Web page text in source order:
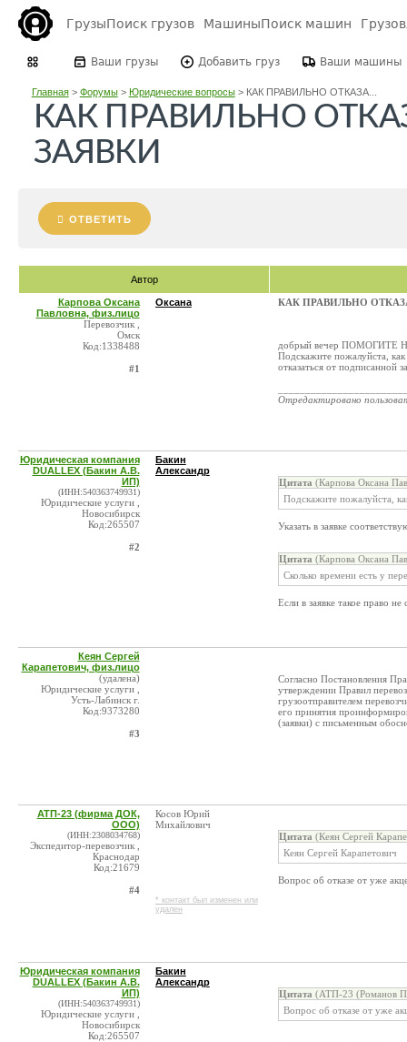
ГрузыПоиск грузов МашиныПоиск машин
Ваши грузы Добавить груз Ваши машины
Главная> Форумы> Юридические вопросы> КАК ПРАВИЛЬНО ОТКАЗА...
КАК ПРАВИЛЬНО
ЗАЯВКИ
ОТВЕТИТЬ
Автор
Карпова Оксана
Павловна, физ.лицо
Перевозчик ,
Омск
Код:1338488
#1
Оксана КАК ПРАВИЛЬНО
добрый вечер ПОМОГИТЕ
Подскажите пожалуйста, как
отказаться от подписанной
Отредактировано
Юридическая компания
DUALLEX (Бакин А.В.
ИП)
(ИНН:540363749931)
Юридические услуги ,
Новосибирск
Код:265507
#2
Бакин
Александр
Цитата (Карпова Оксана
Подскажите пожалуйста,
Указать в заявке
Цитата (Карпова Оксана
Сколько времени есть у
Если в заявке такое право
Кеян Сергей
Карапетович, физ.лицо
(удалена)
Юридические услуги ,
Усть-Лабинск г.
Код:9373280
#3
Согласно Постановления
утверждении Правил
грузоотправителем
его принятия
(заявки) с письменным
АТП-23 (фирма ДОК,
ООО)
(ИНН:2308034768)
Экспедитор-перевозчик ,
Краснодар
Код:21679
#4
Косов Юрий
Михайлович
* контакт был изменен или
удален
Цитата (Кеян Сергей
Кеян Сергей Карапетович
Вопрос об отказе от уже
Юридическая компания
DUALLEX (Бакин А.В.
ИП)
(ИНН:540363749931)
Юридические услуги ,
Новосибирск
Код:265507
Бакин
Александр
Цитата (АТП-23 (Романов
Вопрос об отказе от уже